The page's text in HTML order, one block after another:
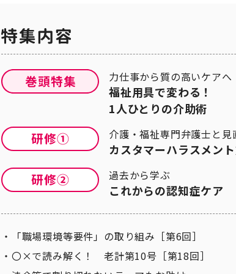
力仕事から質の高いケアへ
福祉用具で変わる！
1人ひとりの介助術
介護・福祉専門弁護士と見
カスタマーハラスメン
過去から学ぶ
これからの認知症ケア
「職場環境等要件」の取り組み［第6回］
〇×で読み解く！ 老計第10号［第18回］